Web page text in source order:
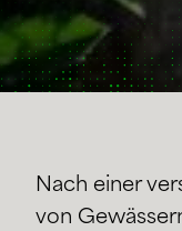
Nach einer
von